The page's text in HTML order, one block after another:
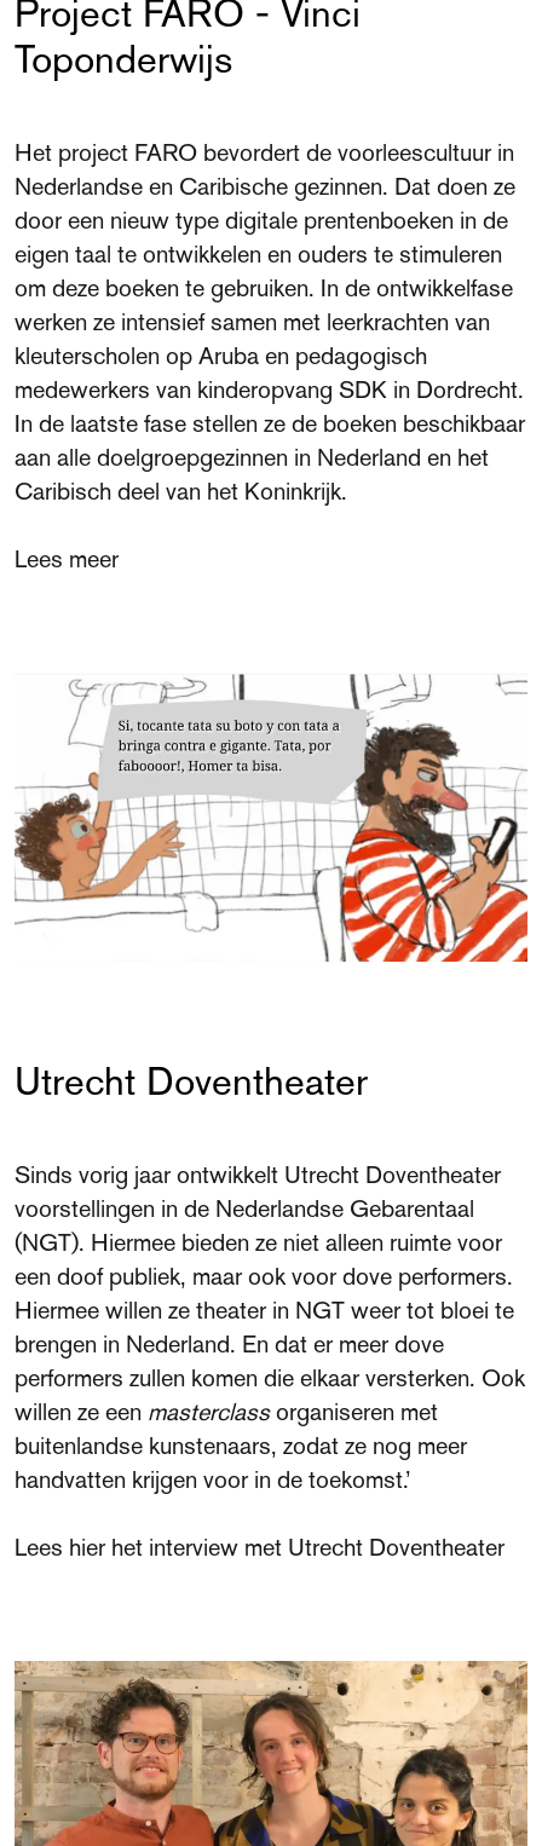
Project FARO - Vinci
Toponderwijs
Het project FARO bevordert de voorleescultuur in
Nederlandse en Caribische gezinnen. Dat doen ze
door een nieuw type digitale prentenboeken in de
eigen taal te ontwikkelen en ouders te stimuleren
om deze boeken te gebruiken. In de ontwikkelfase
werken ze intensief samen met leerkrachten van
kleuterscholen op Aruba en pedagogisch
medewerkers van kinderopvang SDK in Dordrecht.
In de laatste fase stellen ze de boeken beschikbaar
aan alle doelgroepgezinnen in Nederland en het
Caribisch deel van het Koninkrijk.
Lees meer
Utrecht Doventheater
Sinds vorig jaar ontwikkelt Utrecht Doventheater
voorstellingen in de Nederlandse Gebarentaal
(NGT). Hiermee bieden ze niet alleen ruimte voor
een doof publiek, maar ook voor dove performers.
Hiermee willen ze theater in NGT weer tot bloei te
brengen in Nederland. En dat er meer dove
performers zullen komen die elkaar versterken. Ook
willen ze een masterclassorganiseren met
buitenlandse kunstenaars, zodat ze nog meer
handvatten krijgen voor in de toekomst.’
Lees hier het interview met Utrecht Doventheater